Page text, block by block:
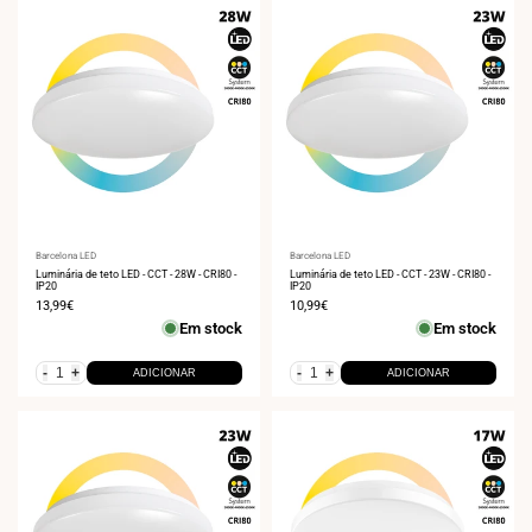
Fornecedor:
Barcelona LED
Luminária de teto LED - CCT - 28W - CRI80 -
IP20
Preço
13,99€
Em stock
- + ADICIONAR
Fornecedor:
Barcelona LED
Luminária de teto LED - CCT - 23W - CRI80 -
IP20
Preço
10,99€
Em stock
- + ADICIONAR